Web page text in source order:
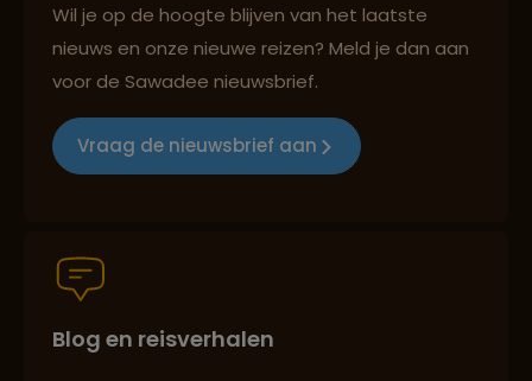
Reizen met oog voor mens, cultuur en milieu
Persoonlijk en deskundig reisadvies
Wil je op de hoogte blijven van het laatste
nieuws en onze nieuwe reizen? Meld je dan aan
voor de Sawadee nieuwsbrief.
Vraag de nieuwsbrief aan
Blog en reisverhalen